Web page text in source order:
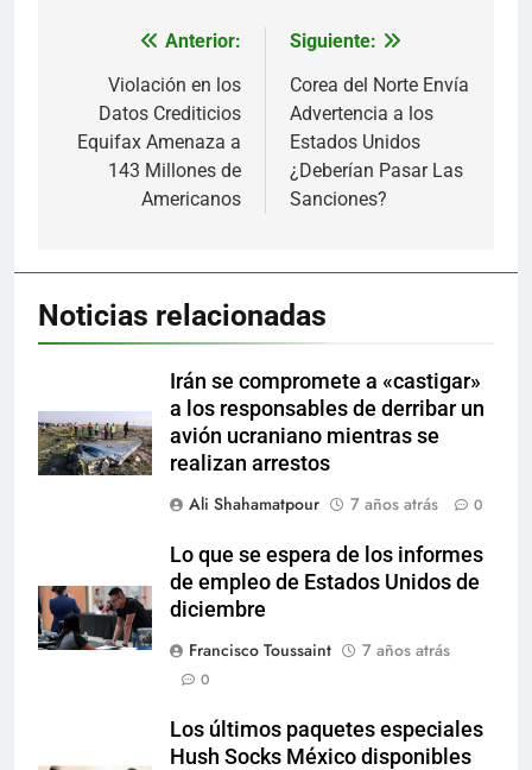
Navegación
entradas
Anterior:
Violación en los
Datos Crediticios
Equifax Amenaza a
143 Millones de
Americanos
Siguiente:
Corea del Norte Envía
Advertencia a los
Estados Unidos
¿Deberían Pasar Las
Sanciones?
Noticias relacionadas
Irán se compromete a «castigar»
a los responsables de derribar un
avión ucraniano mientras se
realizan arrestos
Ali Shahamatpour
7 años atrás 0
Lo que se espera de los informes
de empleo de Estados Unidos de
diciembre
Francisco Toussaint
7 años atrás
0
Los últimos paquetes especiales
Hush Socks México disponibles